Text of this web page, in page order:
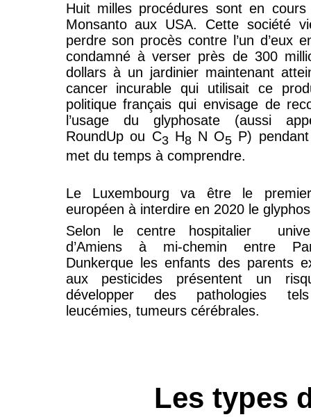
Huit milles procédures sont en cours
Monsanto aux USA. Cette société
perdre son procès contre l’un d’eux
condamné à verser près de 300
dollars à un jardinier maintenant
cancer incurable qui utilisait ce
politique français qui envisage de
l’usage du glyphosate (aussi
RoundUpou C3 H8 N O5 P)
met du temps à comprendre.
Le Luxembourg va être le
européen à interdire en 2020 le
Selon le centre
hospitalier
d’Amiens à mi-chemin entre
Dunkerque les enfants des parents
aux pesticides présentent un
développer des pathologies
leucémies, tumeurs cérébrales.
Les types